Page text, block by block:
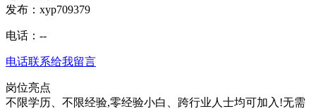
发布：xyp709379
电话： --
电话联系给我留言
岗位亮点
不限学历、不限经验,零经验小白、跨行业人士均可加入!无需